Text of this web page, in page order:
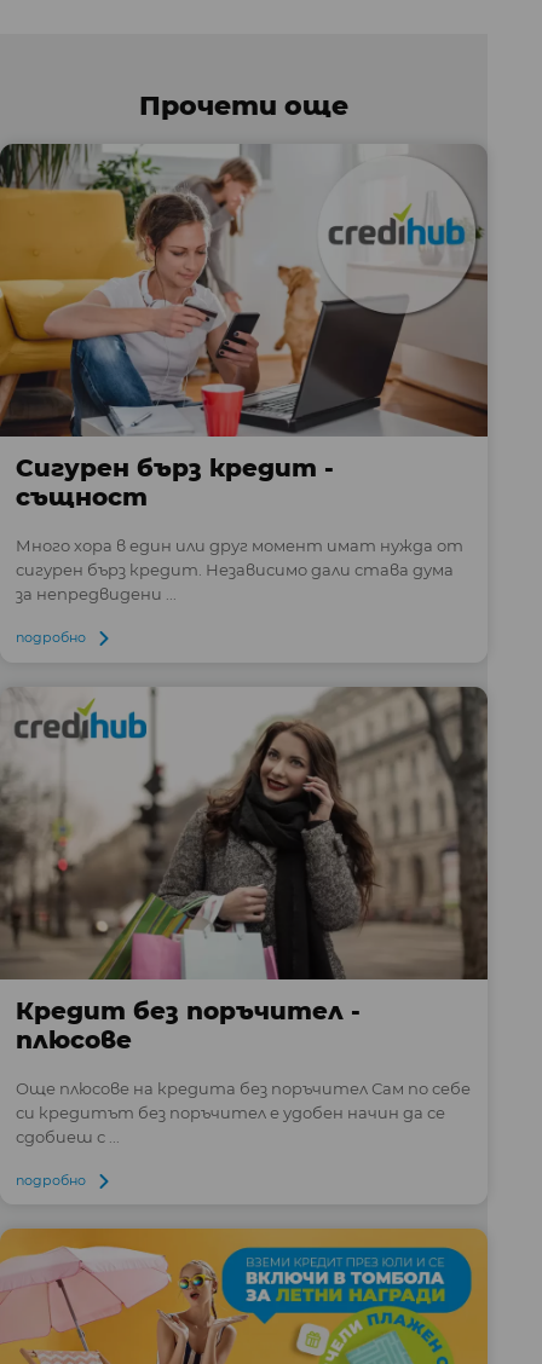
Прочети още
Сигурен бърз кредит -
същност
Много хора в един или друг момент имат нужда от
сигурен бърз кредит. Независимо дали става дума
за непредвидени ...
подробно
Кредит без поръчител -
плюсове
Още плюсове на кредита без поръчител Сам по себе
си кредитът без поръчител е удобен начин да се
сдобиеш с ...
подробно